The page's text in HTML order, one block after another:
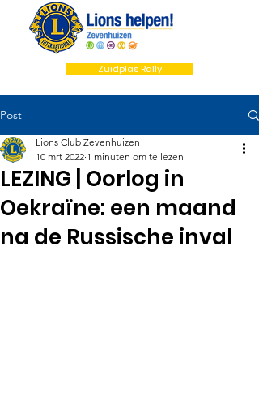
Zuidplas Rally
Post
LEZING | Oorlog in
Oekraïne: een maand
na de Russische inval
Lions Club Zevenhuizen
10 mrt 2022 1 minuten om te lezen